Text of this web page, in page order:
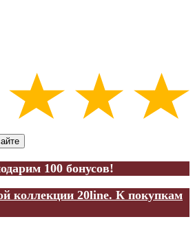
100 бонусов!
коллекции 20line. К покупкам